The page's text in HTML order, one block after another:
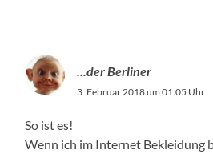
...der Berliner
3. Februar 2018 um 01:05 Uhr
So ist es!
Wenn ich im Internet Bekleidung